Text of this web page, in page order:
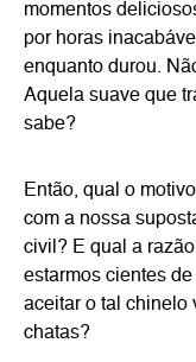
momentos
por horas
enquanto durou.
Aquela suave que
sabe?
Então, qual o
com a nossa
civil? E qual a
estarmos cientes
aceitar o tal chinelo
chatas?